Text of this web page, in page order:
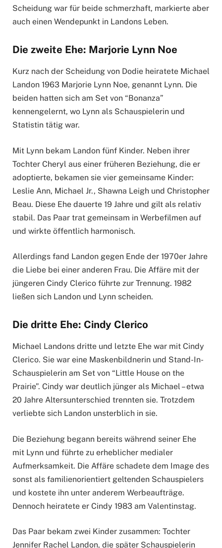
Scheidung war für beide schmerzhaft, markierte aber
auch einen Wendepunkt in Landons Leben.
Die zweite Ehe: Marjorie Lynn Noe
Kurz nach der Scheidung von Dodie heiratete Michael
Landon 1963 Marjorie Lynn Noe, genannt Lynn. Die
beiden hatten sich am Set von “Bonanza”
kennengelernt, wo Lynn als Schauspielerin und
Statistin tätig war.
Mit Lynn bekam Landon fünf Kinder. Neben ihrer
Tochter Cheryl aus einer früheren Beziehung, die er
adoptierte, bekamen sie vier gemeinsame Kinder:
Leslie Ann, Michael Jr., Shawna Leigh und Christopher
Beau. Diese Ehe dauerte 19 Jahre und gilt als relativ
stabil. Das Paar trat gemeinsam in Werbefilmen auf
und wirkte öffentlich harmonisch.
Allerdings fand Landon gegen Ende der 1970er Jahre
die Liebe bei einer anderen Frau. Die Affäre mit der
jüngeren Cindy Clerico führte zur Trennung. 1982
ließen sich Landon und Lynn scheiden.
Die dritte Ehe: Cindy Clerico
Michael Landons dritte und letzte Ehe war mit Cindy
Clerico. Sie war eine Maskenbildnerin und Stand-In-
Schauspielerin am Set von “Little House on the
Prairie”. Cindy war deutlich jünger als Michael – etwa
20 Jahre Altersunterschied trennten sie. Trotzdem
verliebte sich Landon unsterblich in sie.
Die Beziehung begann bereits während seiner Ehe
mit Lynn und führte zu erheblicher medialer
Aufmerksamkeit. Die Affäre schadete dem Image des
sonst als familienorientiert geltenden Schauspielers
und kostete ihn unter anderem Werbeaufträge.
Dennoch heiratete er Cindy 1983 am Valentinstag.
Das Paar bekam zwei Kinder zusammen: Tochter
Jennifer Rachel Landon, die später Schauspielerin